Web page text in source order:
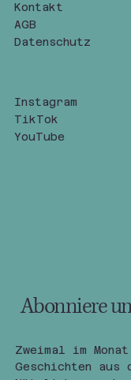
Kontakt
AGB
Datenschutz
Instagram
TikTok
YouTube
Abonniere
Zweimal im
Geschichten